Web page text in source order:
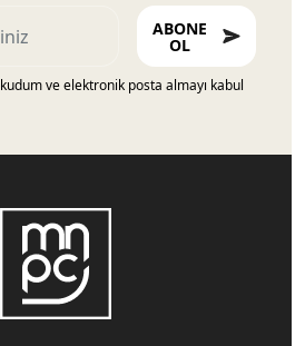
ABONE
OL
ve elektronik posta almayı kabul